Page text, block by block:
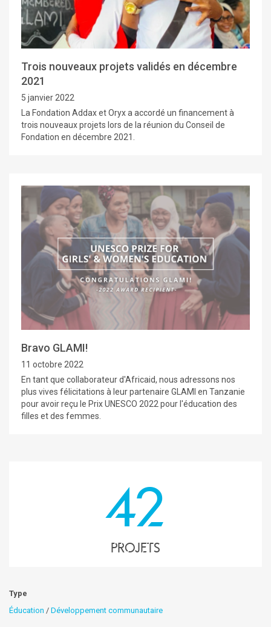
Trois nouveaux projets validés en décembre
2021
5 janvier 2022
La Fondation Addax et Oryx a accordé un financement à
trois nouveaux projets lors de la réunion du Conseil de
Fondation en décembre 2021.
Bravo GLAMI!
11 octobre 2022
En tant que collaborateur d'Africaid, nous adressons nos
plus vives félicitations à leur partenaire GLAMI en Tanzanie
pour avoir reçu le Prix UNESCO 2022 pour l'éducation des
filles et des femmes.
42
projets
Type
Éducation / Développement communautaire